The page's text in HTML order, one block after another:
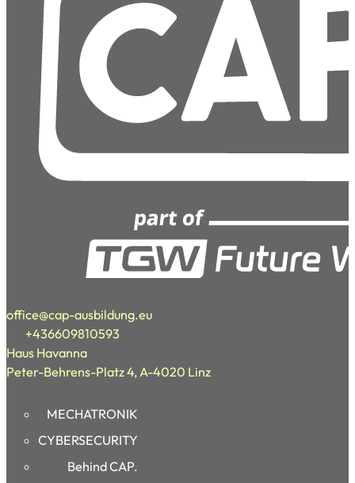
office@cap-ausbildung.eu
+436609810593
Haus Havanna
Peter-Behrens-Platz 4, A-4020 Linz
MECHATRONIK
CYBERSECURITY
Behind CAP.